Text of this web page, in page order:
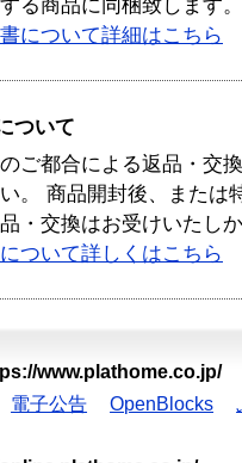
る商品に同梱致します。
について詳細はこちら
ついて
ご都合による返品・交
。 商品開封後、または
・交換はお受けいたし
ついて詳しくはこちら
www.plathome.co.jp/
電子公告 OpenBlocks